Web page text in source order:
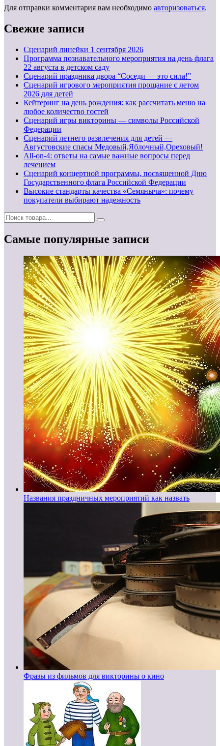
Для отправки комментария вам необходимо авторизоваться.
Свежие записи
Cценарий линейки 1 сентября 2026
Программа познавательного мероприятия на день флага
22 августа в детском саду
Сценарий праздника двора “Соседи — это сила!”
Сценарий игрового мероприятия прощание с летом
2026 для детей
Кейтеринг на день рождения: как рассчитать меню на
любое количество гостей
Сценарий игры викторины — символы Российской
Федерации
Сценарий летнего развлечения для детей —
Августовские спасы Медовый,Яблочный,Ореховый!
All-on-4: ответы на самые важные вопросы перед
лечением
Сценарий концертной программы, посвященной Дню
Государственного флага Российской Федерации
Высокие стандарты качества «Семяныча»: почему
покупатели выбирают надежность
Самые популярные записи
Названия праздничных мероприятий как назвать
Фразы из фильмов для викторины о кино